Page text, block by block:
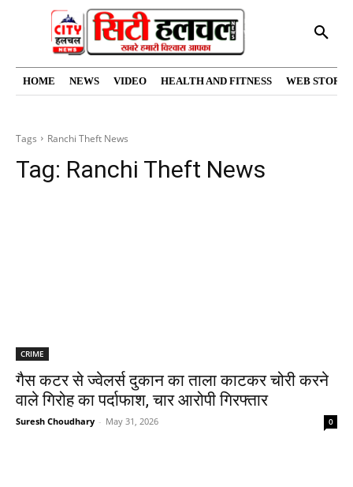
HOME NEWS VIDEO HEALTH AND FITNESS WEB
Tags Ranchi Theft News
Tag: Ranchi Theft News
CRIME
गैस कटर से ज्वेलर्स दुकान का ताला काटकर चोरी करने
वाले गिरोह का पर्दाफाश, चार आरोपी गिरफ्तार
Suresh Choudhary - May 31, 2026 0